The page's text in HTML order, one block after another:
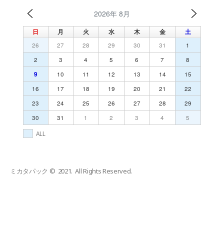
2026年 8月
日 月 火 水 木 金 土
26 27 28 29 30 31
1
2
3 4 5 6 7 8
9 10 11 12 13 14
15
16
17 18 19 20 21
22
23
24 25 26 27 28
29
30
31 1 2 3 4
5
ALL
ミカタパック © 2021. All Rights Reserved.